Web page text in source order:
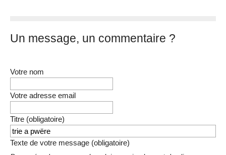
Un message, un commentaire ?
Votre nom
Votre adresse email
Titre (obligatoire)
Texte de votre message (obligatoire)